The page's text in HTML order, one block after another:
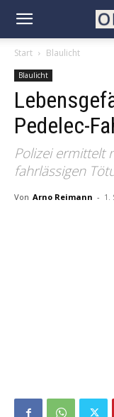
Start Blaulicht
Blaulicht
Pedelec-
Polizei ermittelt
fahrlässigen
Von Arno Reimann - 1.